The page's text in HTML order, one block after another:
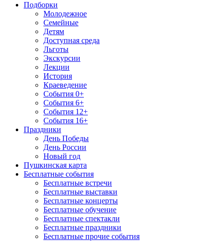
Подборки
Молодежное
Семейные
Детям
Доступная среда
Льготы
Экскурсии
Лекции
История
Краеведение
События 0+
События 6+
События 12+
События 16+
Праздники
День Победы
День России
Новый год
Пушкинская карта
Бесплатные события
Бесплатные встречи
Бесплатные выставки
Бесплатные концерты
Бесплатные обучение
Бесплатные спектакли
Бесплатные праздники
Бесплатные прочие события